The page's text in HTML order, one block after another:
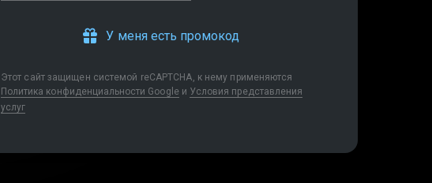
У меня есть промокод
Этот сайт защищен системой reCAPTCHA, к нему применяются
Политика конфиденциальности Googleи Условия представления
услуг